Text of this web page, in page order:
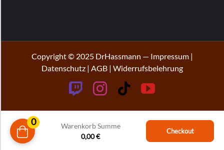
0
Warenkorb Summe
0,00€
Checkout
Copyright © 2025 DrHassmann — Impressum|
Datenschutz| AGB| Widerrufsbelehrung
TwitchInstagram
TiktokYouTube